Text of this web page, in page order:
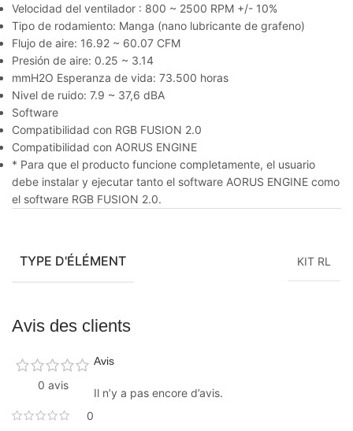
Velocidad del ventilador : 800 ~ 2500 RPM +/- 10%
Tipo de rodamiento: Manga (nano lubricante de grafeno)
Flujo de aire: 16.92 ~ 60.07 CFM
Presión de aire: 0.25 ~ 3.14
mmH2O Esperanza de vida: 73.500 horas
Nivel de ruido: 7.9 ~ 37,6 dBA
Software
Compatibilidad con RGB FUSION 2.0
Compatibilidad con AORUS ENGINE
* Para que el producto funcione completamente, el usuario
debe instalar y ejecutar tanto el software AORUS ENGINE como
el software RGB FUSION 2.0.
TYPE D'ÉLÉMENT KIT RL
Avis des clients
0 avis
0
Avis
Il n’y a pas encore d’avis.